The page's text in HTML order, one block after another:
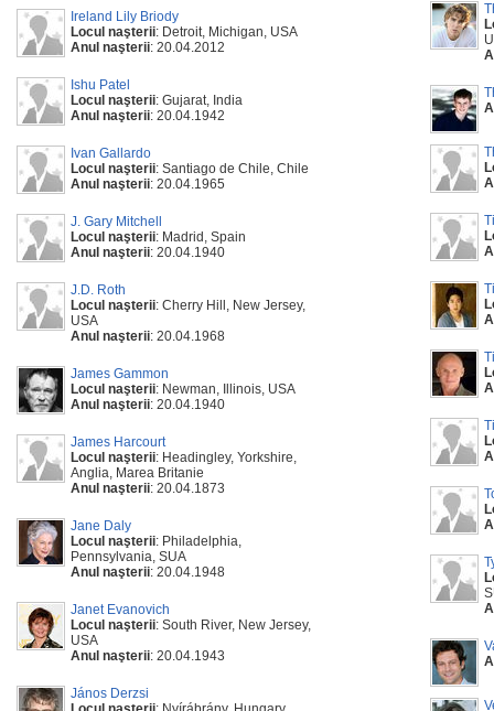
Ireland Lily Briody
Locul naşterii: Detroit, Michigan, USA
Anul naşterii: 20.04.2012
Ishu Patel
Locul naşterii: Gujarat, India
Anul naşterii: 20.04.1942
Ivan Gallardo
Locul naşterii: Santiago de Chile, Chile
Anul naşterii: 20.04.1965
J. Gary Mitchell
Locul naşterii: Madrid, Spain
Anul naşterii: 20.04.1940
J.D. Roth
Locul naşterii: Cherry Hill, New Jersey,
USA
Anul naşterii: 20.04.1968
James Gammon
Locul naşterii: Newman, Illinois, USA
Anul naşterii: 20.04.1940
James Harcourt
Locul naşterii: Headingley, Yorkshire,
Anglia, Marea Britanie
Anul naşterii: 20.04.1873
Jane Daly
Locul naşterii: Philadelphia,
Pennsylvania, SUA
Anul naşterii: 20.04.1948
Janet Evanovich
Locul naşterii: South River, New Jersey,
USA
Anul naşterii: 20.04.1943
János Derzsi